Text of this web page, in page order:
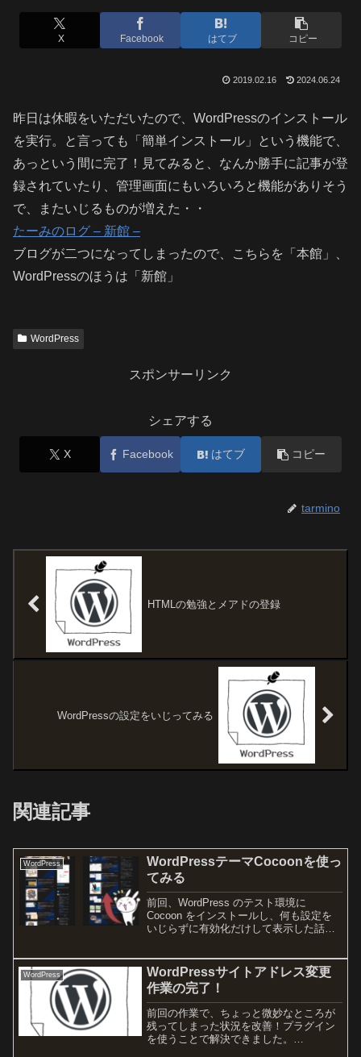
X Facebook はてブ コピー
2019.02.16 2024.06.24
昨日は休暇をいただいたので、WordPressのインストール
を実行。と言っても「簡単インストール」という機能で、
あっという間に完了！見てみると、なんか勝手に記事が登
録されていたり、管理画面にもいろいろと機能がありそう
で、またいじるものが増えた・・
たーみのログ – 新館 –
ブログが二つになってしまったので、こちらを「本館」、
WordPressのほうは「新館」
WordPress
スポンサーリンク
シェアする
X Facebook はてブ コピー
tarmino
HTMLの勉強とメアドの登録
WordPressの設定をいじってみる
関連記事
WordPress
WordPressテーマCocoonを使っ
てみる
前回、WordPress のテスト環境に
Cocoon をインストールし、何も設定を
いじらずに有効化だけして表示した話を
いたウィジェットが変な位置に表示され
ていましたが...
WordPress
WordPressサイトアドレス変更
作業の完了！
前回の作業で、ちょっと微妙なところが
残ってしまった状況を改善！プラグイン
を使うことで解決できました。